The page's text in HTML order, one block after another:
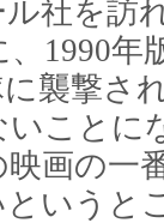
社を訪
1990年
襲撃さ
ことに
画の一
いうと